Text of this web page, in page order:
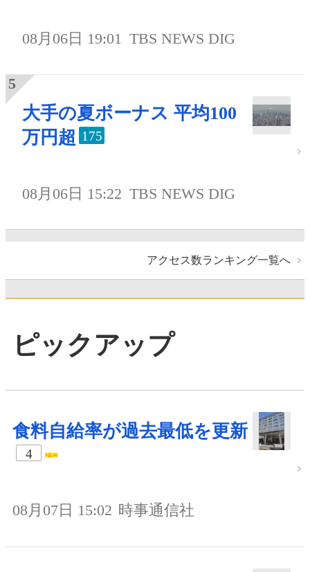
08月06日 19:01 TBS NEWS DIG
大手の夏ボーナス 平均100
万円超 175
08月06日 15:22 TBS NEWS DIG
アクセス数ランキング一覧へ
ピックアップ
食料自給率が過去最低を更新
4
08月07日 15:02 時事通信社